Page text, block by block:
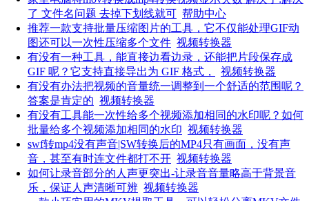
了 文件名问题 去掉下划线就可 帮助中心
推荐一款支持批量压缩图片的工具，它不仅能处理GIF动
图还可以一次性压缩多个文件 视频转换器
有没有一种工具，能直接边看边录，还能把片段保存成
GIF 呢？它支持直接导出为 GIF 格式，
视频转换器
有没有办法把视频的音量统一调整到一个舒适的范围呢？
答案是肯定的 视频转换器
有没有工具能一次性给多个视频添加相同的水印呢？如何
批量给多个视频添加相同的水印 视频转换器
swf转mp4没有声音|SW转换后的MP4只有画面，没有声
音，甚至有时连文件都打不开 视频转换器
如何让录音部分的人声更突出-让录音音量略高于背景音
乐，保证人声清晰可辨 视频转换器